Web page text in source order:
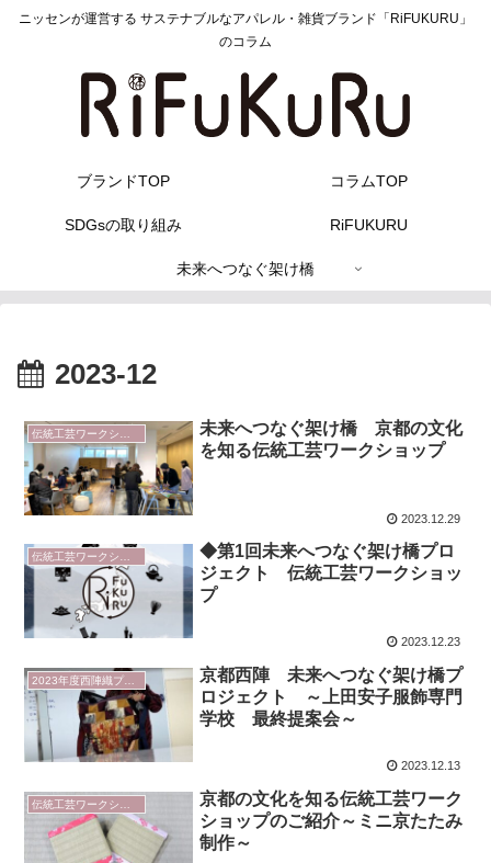
ニッセンが運営する サステナブルなアパレル・雑貨ブランド「RiFUKURU」
のコラム
ブランドTOP コラムTOP
SDGsの取り組み RiFUKURU
未来へつなぐ架け橋
2023-12
未来へつなぐ架け橋 京都の文化
を知る伝統工芸ワークショップ
2023.12.29
伝統工芸ワークショップ
◆第1回未来へつなぐ架け橋プロ
ジェクト 伝統工芸ワークショッ
プ
2023.12.23
京都西陣 未来へつなぐ架け橋プ
ロジェクト ～上田安子服飾専門
学校 最終提案会～
2023.12.13
京都の文化を知る伝統工芸ワーク
ショップのご紹介～ミニ京たたみ
制作～